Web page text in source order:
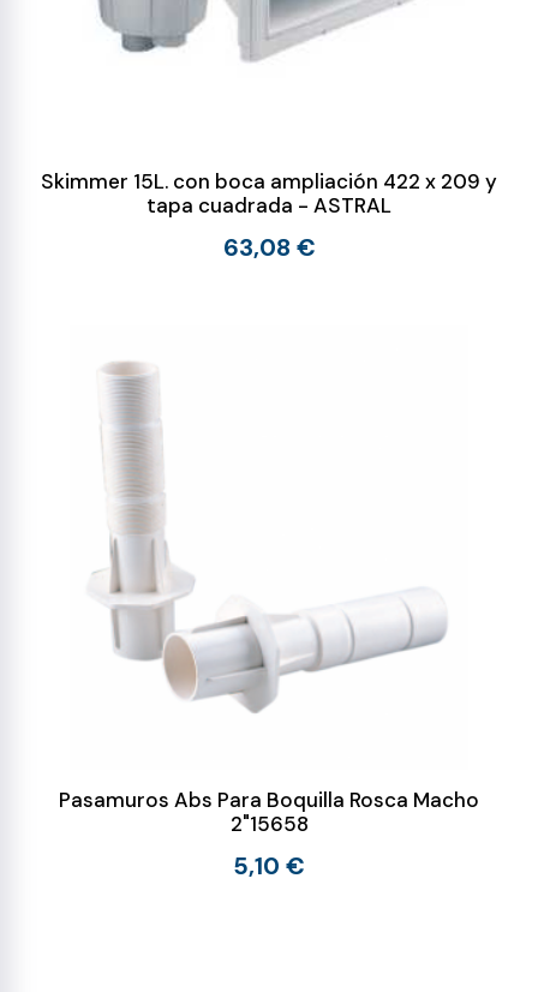
Skimmer 15L. con boca ampliación 422 x 209 y
tapa cuadrada - ASTRAL
63,08 €
Pasamuros Abs Para Boquilla Rosca Macho
2"15658
5,10 €